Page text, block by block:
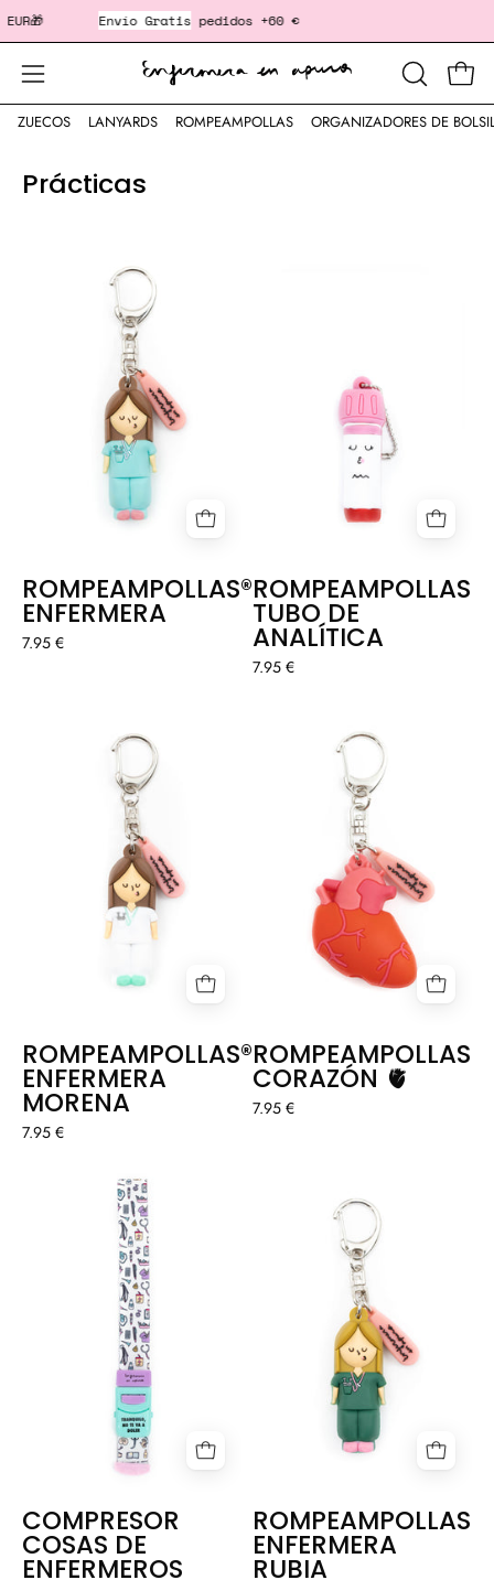
Saltar
al
contenido
Envío Gratispedidos +60 €
Abrir
menú
navegación
ABRIR
BARRA
ZUECOS LANYARDS ROMPEAMPOLLAS ORGANIZADORES DE
Prácticas
ENFERMERA
ROMPEAMPOLLAS®
ENFERMERA
7.95 €
ROMPEAMPOLLAS®
TUBO DE
ANALÍTICA
7.95 €
ENFERMERA
MORENA
ROMPEAMPOLLAS®
ENFERMERA
MORENA
7.95 €
CORAZÓN
🫀
ROMPEAMPOLLAS®
CORAZÓN 🫀
7.95 €
COMPRESOR
COSAS
DE
ENFERMEROS
COMPRESOR
COSAS DE
ENFERMEROS
ENFERMERA
RUBIA
ROMPEAMPOLLAS®
ENFERMERA
RUBIA